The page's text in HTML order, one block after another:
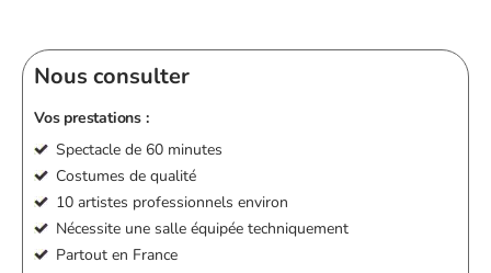
Nous consulter
Vos prestations :
Spectacle de 60 minutes
Costumes de qualité
10 artistes professionnels environ
Nécessite une salle équipée techniquement
Partout en France